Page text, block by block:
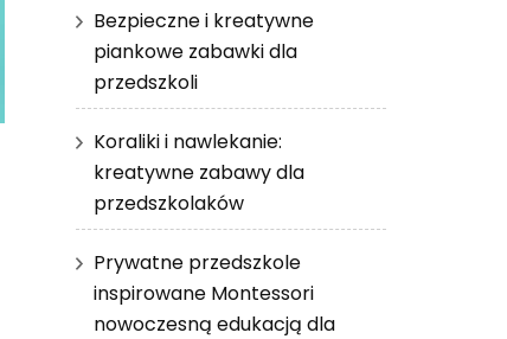
Bezpieczne i kreatywne
piankowe zabawki dla
przedszkoli
Koraliki i nawlekanie:
kreatywne zabawy dla
przedszkolaków
Prywatne przedszkole
inspirowane Montessori
nowoczesną edukacją dla